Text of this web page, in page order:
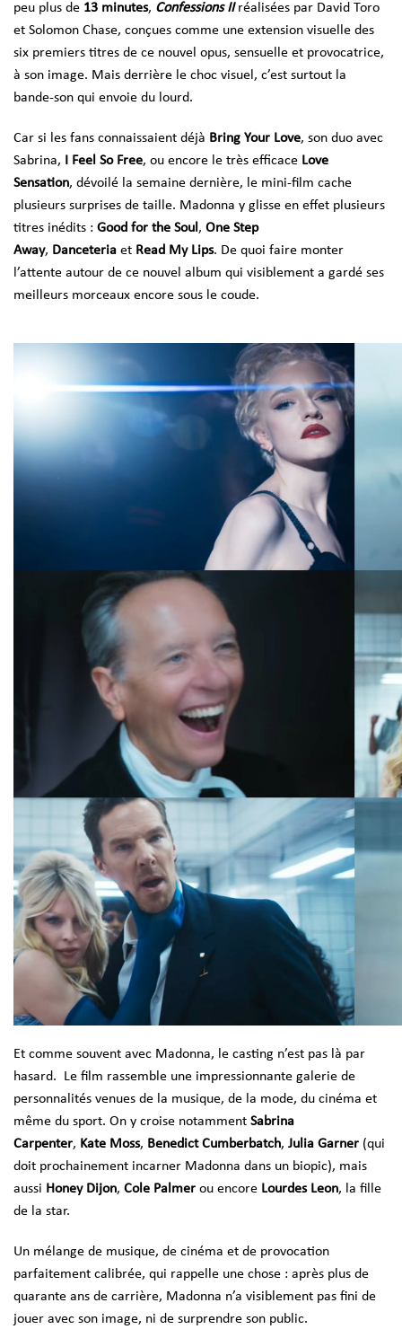
peu plus de 13 minutes, Confessions II réalisées par David Toro
et Solomon Chase, conçues comme une extension visuelle des
six premiers titres de ce nouvel opus, sensuelle et provocatrice,
à son image. Mais derrière le choc visuel, c’est surtout la
bande-son qui envoie du lourd.
Car si les fans connaissaient déjà Bring Your Love, son duo avec
Sabrina, I Feel So Free, ou encore le très efficace Love
Sensation, dévoilé la semaine dernière, le mini-film cache
plusieurs surprises de taille. Madonna y glisse en effet plusieurs
titres inédits : Good for the Soul, One Step
Away, Danceteria et Read My Lips. De quoi faire monter
l’attente autour de ce nouvel album qui visiblement a gardé ses
meilleurs morceaux encore sous le coude.
Et comme souvent avec Madonna, le casting n’est pas là par
hasard. Le film rassemble une impressionnante galerie de
personnalités venues de la musique, de la mode, du cinéma et
même du sport. On y croise notamment Sabrina
Carpenter, Kate Moss, Benedict Cumberbatch, Julia Garner (qui
doit prochainement incarner Madonna dans un biopic), mais
aussi Honey Dijon, Cole Palmer ou encore Lourdes Leon, la fille
de la star.
Un mélange de musique, de cinéma et de provocation
parfaitement calibrée, qui rappelle une chose : après plus de
quarante ans de carrière, Madonna n’a visiblement pas fini de
jouer avec son image, ni de surprendre son public.